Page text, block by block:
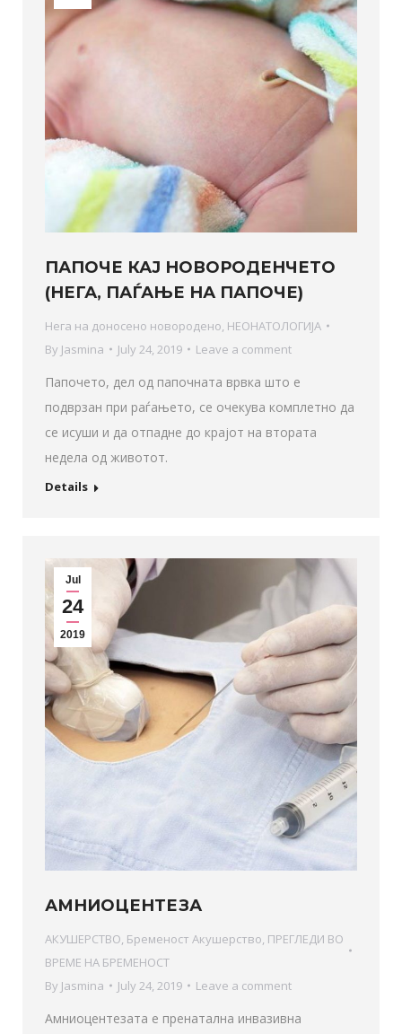
ПАПОЧЕ КАЈ НОВОРОДЕНЧЕТО
(НЕГА, ПАЃАЊЕ НА ПАПОЧЕ)
Нега на доносено новородено, НЕОНАТОЛОГИЈА
By Jasmina July 24, 2019 Leave a comment
Папочето, дел од папочната врвка што е
подврзан при раѓањето, се очекува комплетно да
се исуши и да отпадне до крајот на втората
недела од животот.
Details
Jul
24
2019
АМНИОЦЕНТЕЗА
АКУШЕРСТВО, Бременост Акушерство, ПРЕГЛЕДИ ВО
ВРЕМЕ НА БРЕМЕНОСТ
By Jasmina July 24, 2019 Leave a comment
Амниоцентезата е пренатална инвазивна